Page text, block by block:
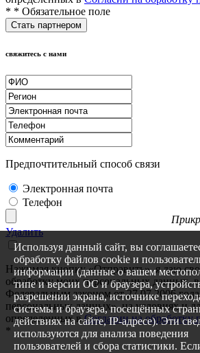
* * Обязательное поле
свяжитесь с нами
Предпочтительный способ связи
Электронная почта
Телефон
Удалить
Нажимая кнопку «Отправить», я даю
обработку моих персональных данных, в
Федеральным законом от 27.07.2006
персональных данных», на условиях и
определенных вСогласии на обработку
*
Используя данный сайт, вы
обработку файлов cookie и
информации (данные о вашем
типе и версии ОС и браузера,
разрешении экрана, источнике
системы и браузера, посещённых
действиях на сайте, IP-адресе). Эти
используются для анализа поведения
пользователей и сбора статистики.